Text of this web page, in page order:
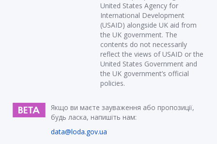
United States Agency for
International Development
(USAID) alongside UK aid from
the UK government. The
contents do not necessarily
reflect the views of USAID or the
United States Government and
the UK government’s official
policies.
Якщо ви маєте зауваження або пропозиції,
будь ласка, напишіть нам:
data@loda.gov.ua